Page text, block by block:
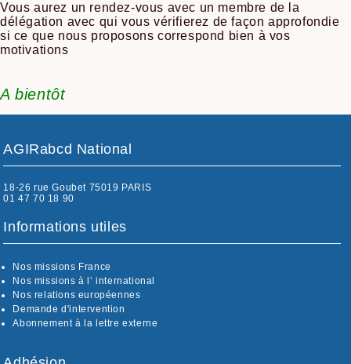
Vous aurez un rendez-vous avec un membre de la
délégation avec qui vous vérifierez de façon approfondie
si ce que nous proposons correspond bien à vos
motivations
A bientôt
AGIRabcd National
18-26 rue Goubet 75019 PARIS
01 47 70 18 90
Informations utiles
Nos missions France
Nos missions à l’ international
Nos relations européennes
Demande d'intervention
Abonnement à la lettre externe